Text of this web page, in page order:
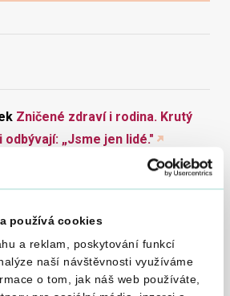
používá cookies
a reklam, poskytování funkcí
naší návštěvnosti využíváme
o tom, jak náš web používáte,
Zničené zdraví i rodina. Krutý
„Jsme jen lidé."
| zdroj: Seznam Zprávy | datum: 8.
Zprávy ze dne 8. 9. 2020 se již
problémům, které se před řadou let
úřadě ve Valašském Meziříčí.
provedlo již v roce 2018 v rámci
dohlídku zaměřenou na činnost FÚ